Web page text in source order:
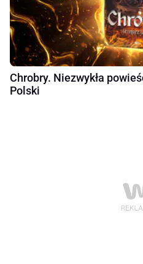
Chrobry. Niezwykła
Polski